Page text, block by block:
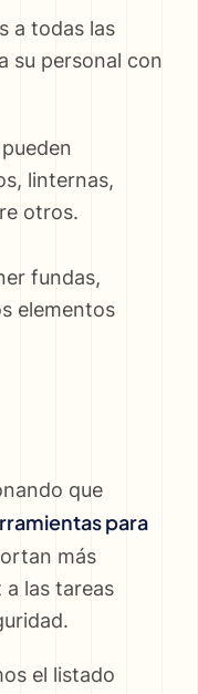
a todas las
su personal con
linternas,
otros.
fundas,
elementos
que
para
más
las tareas
el listado